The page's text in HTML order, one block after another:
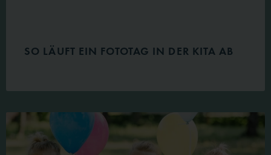
SO LÄUFT EIN FOTOTAG IN DER KITA AB